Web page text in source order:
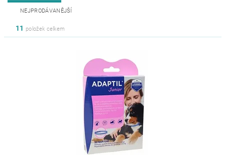
NEJPRODÁVANĚJŠÍ
11 položek celkem